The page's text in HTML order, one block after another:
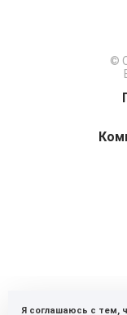
©
Я соглашаюсь с тем,